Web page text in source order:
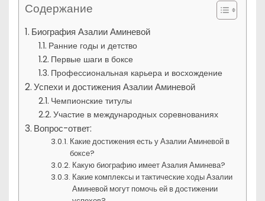
Содержание
Биография Азалии Аминевой
Ранние годы и детство
Первые шаги в боксе
Профессиональная карьера и восхождение
Успехи и достижения Азалии Аминевой
Чемпионские титулы
Участие в международных соревнованиях
Вопрос-ответ:
Какие достижения есть у Азалии Аминевой в
боксе?
Какую биографию имеет Азалия Аминева?
Какие комплексы и тактические ходы Азалии
Аминевой могут помочь ей в достижении